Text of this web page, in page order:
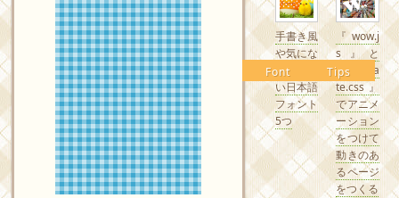
Font
手書き風
や気にな
るかわい
い日本語
フォント
5つ
Tips
『wow.j
s』と
『Anima
te.css』
でアニメ
ーション
をつけて
動きのあ
るページ
をつくる